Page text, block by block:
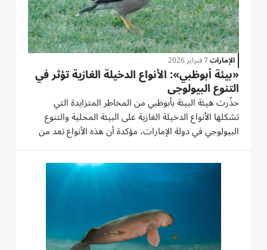
الإمارات7 فبراير 2026
«بيئة أبوظبي»: الأنواع الدخيلة الغازية تؤثر في
التنوع البيولوجي
حذّرت هيئة البيئة بأبوظبي من المخاطر المتزايدة التي
تشكلها الأنواع الدخيلة الغازية على البيئة المحلية والتنوع
البيولوجي في دولة الإمارات، مؤكدة أن هذه الأنواع تعد من
أبرز التحديات البيئية التي تهدد استدامة النظم البيئية البرية
والبحرية، لما لها من تأثيرات مباشرة وغير...